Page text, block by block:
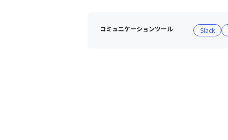
コミュニケーションツール Slack